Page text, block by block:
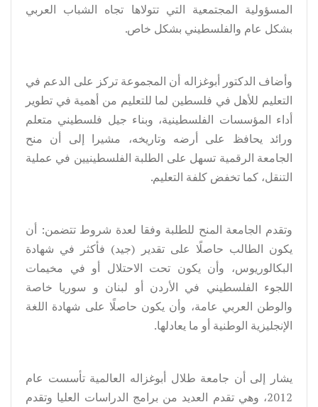
المسؤولية المجتمعية التي تتولاها تجاه الشباب العربي
بشكل عام والفلسطيني بشكل خاص.
وأضاف الدكتور أبوغزاله أن المجموعة تركز على الدعم في
التعليم للأهل في فلسطين لما للتعليم من أهمية في تطوير
أداء المؤسسات الفلسطينية، وبناء جيل فلسطيني متعلم
ورائد يحافظ على أرضه وتاريخه، مشيرا إلى أن منح
الجامعة الرقمية تسهل على الطلبة الفلسطينيين في عملية
التنقل، كما تخفض كلفة التعليم.
وتقدم الجامعة المنح للطلبة وفقا لعدة شروط تتضمن: أن
يكون الطالب حاصلًا على تقدير (جيد) فأكثر في شهادة
البكالوريوس، وأن يكون تحت الاحتلال أو في مخيمات
اللجوء الفلسطيني في الأردن أو لبنان و سوريا خاصة
والوطن العربي عامة، وأن يكون حاصلًا على شهادة اللغة
الإنجليزية الوطنية أو ما يعادلها.
يشار إلى أن جامعة طلال أبوغزاله العالمية تأسست عام
2012، وهي تقدم العديد من برامج الدراسات العليا وتقدم